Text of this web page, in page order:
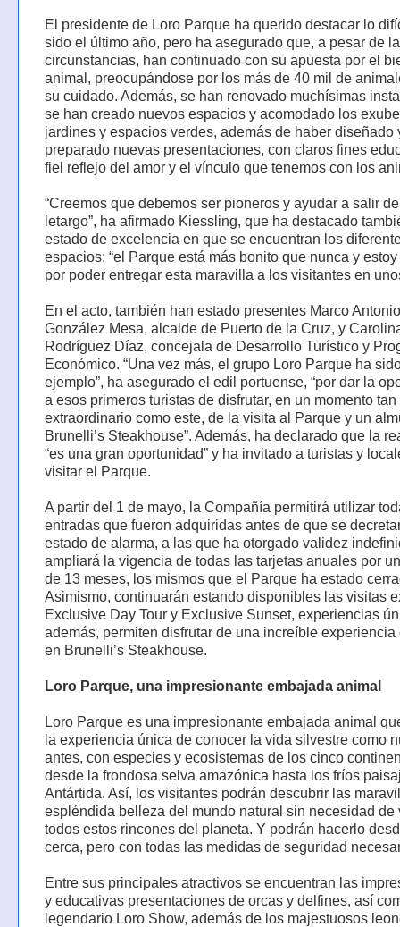
El presidente de Loro Parque ha querido destacar lo
sido el último año, pero ha asegurado que, a pesar de
circunstancias, han continuado con su apuesta por el
animal, preocupándose por los más de 40 mil de
su cuidado. Además, se han renovado muchísimas
se han creado nuevos espacios y acomodado los
jardines y espacios verdes, además de haber diseñado
preparado nuevas presentaciones, con claros fines
fiel reflejo del amor y el vínculo que tenemos con los
“Creemos que debemos ser pioneros y ayudar a salir
letargo”, ha afirmado Kiessling, que ha destacado
estado de excelencia en que se encuentran los
espacios: “el Parque está más bonito que nunca y
por poder entregar esta maravilla a los visitantes en
En el acto, también han estado presentes Marco Antonio
González Mesa, alcalde de Puerto de la Cruz, y
Rodríguez Díaz, concejala de Desarrollo Turístico y
Económico. “Una vez más, el grupo Loro Parque ha
ejemplo”, ha asegurado el edil portuense, “por dar la
a esos primeros turistas de disfrutar, en un momento tan
extraordinario como este, de la visita al Parque y un
Brunelli’s Steakhouse”. Además, ha declarado que la
“es una gran oportunidad” y ha invitado a turistas y
visitar el Parque.
A partir del 1 de mayo, la Compañía permitirá utilizar
entradas que fueron adquiridas antes de que se
estado de alarma, a las que ha otorgado validez
ampliará la vigencia de todas las tarjetas anuales por
de 13 meses, los mismos que el Parque ha estado
Asimismo, continuarán estando disponibles las visitas
Exclusive Day Tour y Exclusive Sunset, experiencias
además, permiten disfrutar de una increíble experiencia
en Brunelli’s Steakhouse.
Loro Parque, una impresionante embajada animal
Loro Parque es una impresionante embajada animal
la experiencia única de conocer la vida silvestre como
antes, con especies y ecosistemas de los cinco
desde la frondosa selva amazónica hasta los fríos
Antártida. Así, los visitantes podrán descubrir las
espléndida belleza del mundo natural sin necesidad de
todos estos rincones del planeta. Y podrán hacerlo
cerca, pero con todas las medidas de seguridad
Entre sus principales atractivos se encuentran las
y educativas presentaciones de orcas y delfines, así
legendario Loro Show, además de los majestuosos